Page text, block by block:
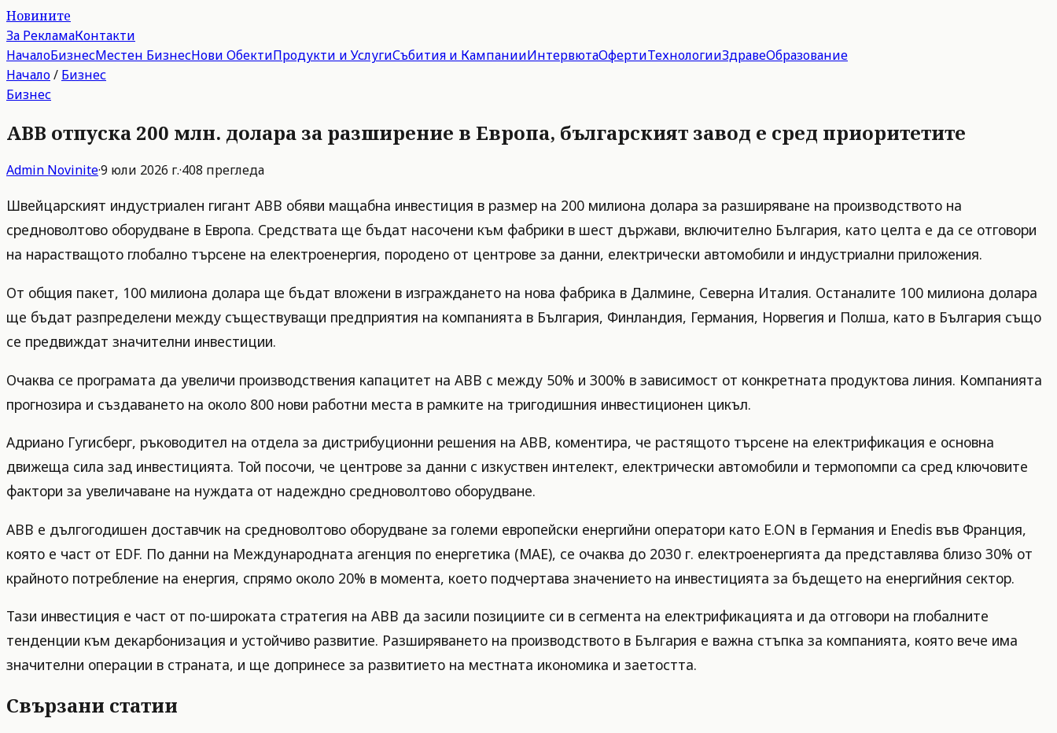
Новините
За РекламаКонтакти
НачалоБизнесМестен БизнесНови ОбектиПродукти и УслугиСъбития и КампанииИнтервютаОфертиТехнологииЗдравеОбразование
Начало/ Бизнес
Бизнес
ABB отпуска 200 млн. долара за разширение в Европа, българският завод е сред приоритетите
Admin Novinite·9 юли 2026 г.·408 прегледа
Швейцарският индустриален гигант ABB обяви мащабна инвестиция в размер на 200 милиона долара за разширяване на производството на
средноволтово оборудване в Европа. Средствата ще бъдат насочени към фабрики в шест държави, включително България, като целта е да се отговори
на нарастващото глобално търсене на електроенергия, породено от центрове за данни, електрически автомобили и индустриални приложения.
От общия пакет, 100 милиона долара ще бъдат вложени в изграждането на нова фабрика в Далмине, Северна Италия. Останалите 100 милиона долара
ще бъдат разпределени между съществуващи предприятия на компанията в България, Финландия, Германия, Норвегия и Полша, като в България също
се предвиждат значителни инвестиции.
Очаква се програмата да увеличи производствения капацитет на ABB с между 50% и 300% в зависимост от конкретната продуктова линия. Компанията
прогнозира и създаването на около 800 нови работни места в рамките на тригодишния инвестиционен цикъл.
Адриано Гугисберг, ръководител на отдела за дистрибуционни решения на ABB, коментира, че растящото търсене на електрификация е основна
движеща сила зад инвестицията. Той посочи, че центрове за данни с изкуствен интелект, електрически автомобили и термопомпи са сред ключовите
фактори за увеличаване на нуждата от надеждно средноволтово оборудване.
ABB е дългогодишен доставчик на средноволтово оборудване за големи европейски енергийни оператори като E.ON в Германия и Enedis във Франция,
която е част от EDF. По данни на Международната агенция по енергетика (МАЕ), се очаква до 2030 г. електроенергията да представлява близо 30% от
крайното потребление на енергия, спрямо около 20% в момента, което подчертава значението на инвестицията за бъдещето на енергийния сектор.
Тази инвестиция е част от по-широката стратегия на ABB да засили позициите си в сегмента на електрификацията и да отговори на глобалните
тенденции към декарбонизация и устойчиво развитие. Разширяването на производството в България е важна стъпка за компанията, която вече има
значителни операции в страната, и ще допринесе за развитието на местната икономика и заетостта.
Свързани статии